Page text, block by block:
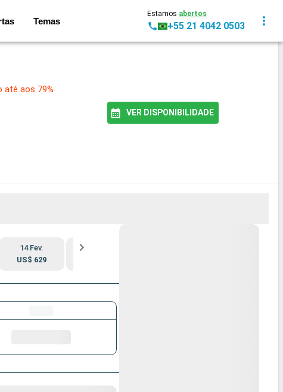
Temas
Estamos abertos
+55 21 4042 0503
até aos 79%
VER DISPONIBILIDADE
14 Fev.
US$ 629